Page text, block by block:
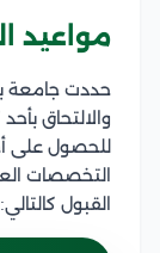
مواعيد
حددت جامعة
للحصول على
التخصصات
القبول كالتالي: